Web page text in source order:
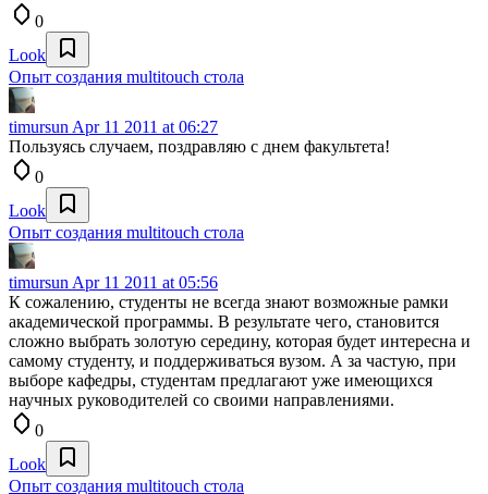
0
Look
Опыт создания multitouch стола
timursun Apr 11 2011 at 06:27
Пользуясь случаем, поздравляю с днем факультета!
0
Look
Опыт создания multitouch стола
timursun Apr 11 2011 at 05:56
К сожалению, студенты не всегда знают возможные рамки
академической программы. В результате чего, становится
сложно выбрать золотую середину, которая будет интересна и
самому студенту, и поддерживаться вузом. А за частую, при
выборе кафедры, студентам предлагают уже имеющихся
научных руководителей со своими направлениями.
0
Look
Опыт создания multitouch стола